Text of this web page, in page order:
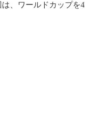
、ワールドカップを